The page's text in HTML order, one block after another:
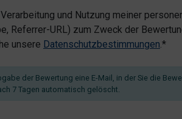
und Nutzung meiner
Referrer-URL) zum Zweck der
unsere Datenschutzbestimmungen.*
der Bewertung eine E-Mail, in der Sie die
7 Tagen automatisch gelöscht.